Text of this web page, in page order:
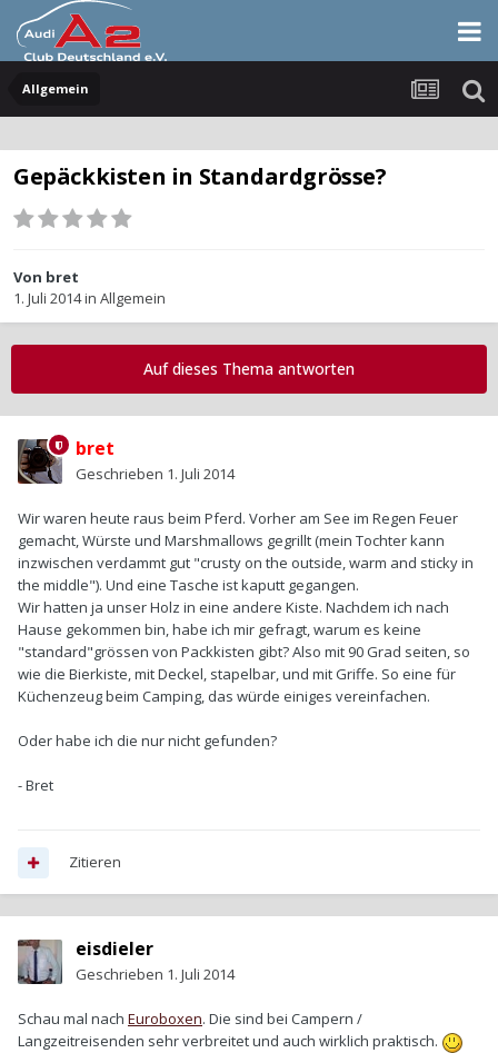
Allgemein
Gepäckkisten in Standardgrösse?
Von bret
1. Juli 2014in Allgemein
Auf dieses Thema antworten
bret
Geschrieben 1. Juli 2014
Wir waren heute raus beim Pferd. Vorher am See im Regen Feuer
gemacht, Würste und Marshmallows gegrillt (mein Tochter kann
inzwischen verdammt gut "crusty on the outside, warm and sticky in
the middle"). Und eine Tasche ist kaputt gegangen.
Wir hatten ja unser Holz in eine andere Kiste. Nachdem ich nach
Hause gekommen bin, habe ich mir gefragt, warum es keine
"standard"grössen von Packkisten gibt? Also mit 90 Grad seiten, so
wie die Bierkiste, mit Deckel, stapelbar, und mit Griffe. So eine für
Küchenzeug beim Camping, das würde einiges vereinfachen.
Oder habe ich die nur nicht gefunden?
- Bret
Zitieren
eisdieler
Geschrieben 1. Juli 2014
Schau mal nach Euroboxen. Die sind bei Campern /
Langzeitreisenden sehr verbreitet und auch wirklich praktisch.